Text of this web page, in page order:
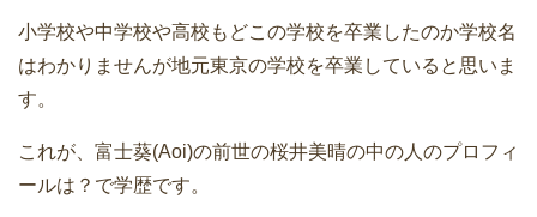
小学校や中学校や高校もどこの学校を卒業したのか学校名
はわかりませんが地元東京の学校を卒業していると思いま
す。
これが、富士葵(Aoi)の前世の桜井美晴の中の人のプロフィ
ールは？で学歴です。